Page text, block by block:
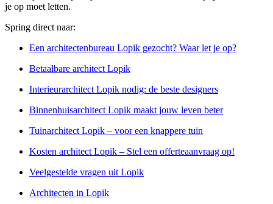
je op moet letten.
Spring direct naar:
Een architectenbureau Lopik gezocht? Waar let je op?
Betaalbare architect Lopik
Interieurarchitect Lopik nodig: de beste designers
Binnenhuisarchitect Lopik maakt jouw leven beter
Tuinarchitect Lopik – voor een knappere tuin
Kosten architect Lopik – Stel een offerteaanvraag op!
Veelgestelde vragen uit Lopik
Architecten in Lopik